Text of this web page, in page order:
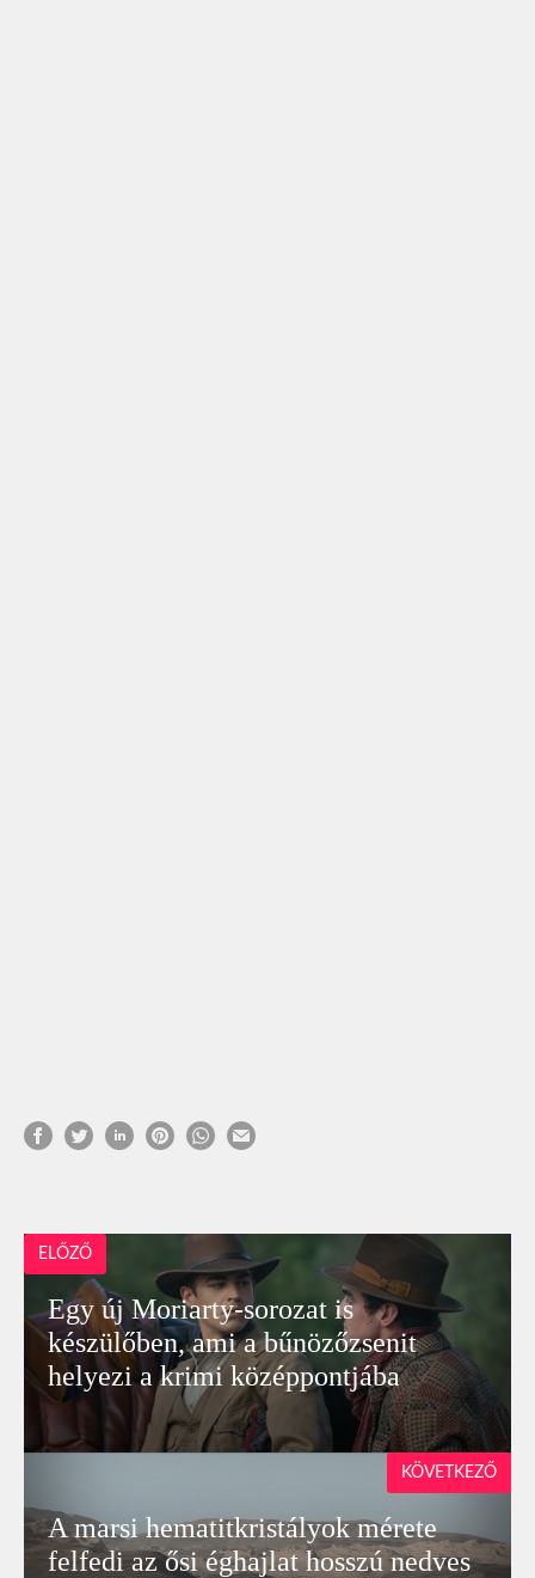
ELŐZŐ
Egy új Moriarty-sorozat is
készülőben, ami a bűnözőzsenit
helyezi a krimi középpontjába
A marsi hematitkristályok mérete
felfedi az ősi éghajlat hosszú nedves
KÖVETKEZŐ